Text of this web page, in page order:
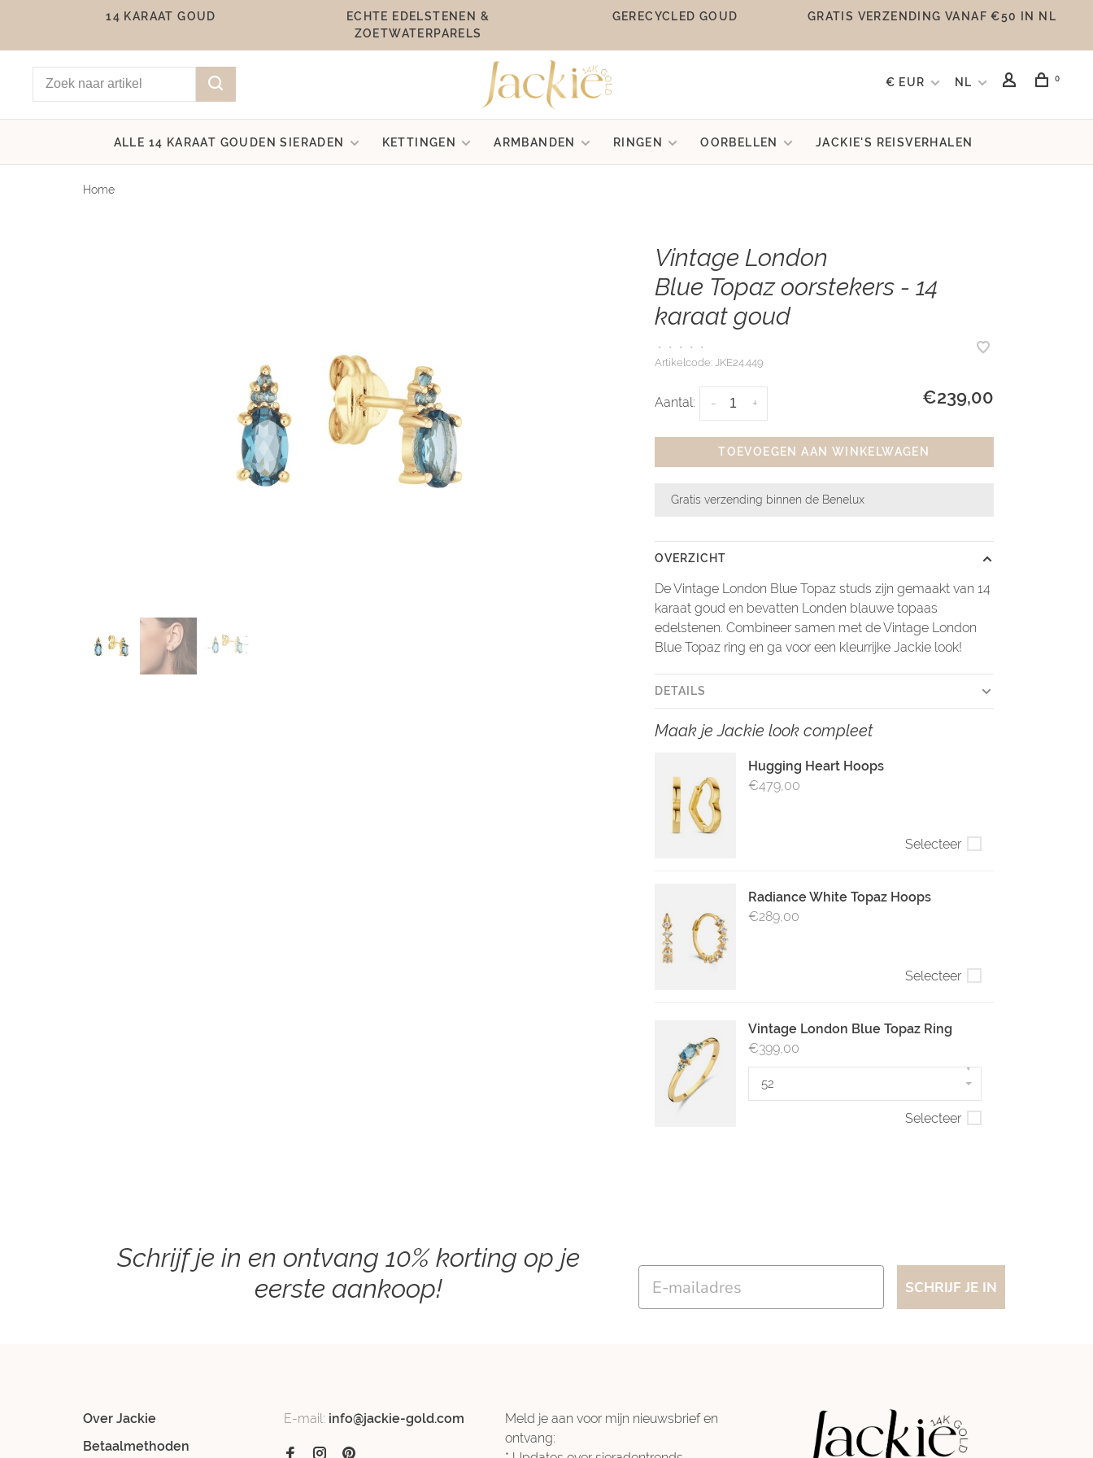
14 KARAAT GOUD
ECHTE EDELSTENEN &
ZOETWATERPARELS
GERECYCLED GOUD GRATIS VERZENDING VANAF €50 IN NL
€ EUR NL 0
ALLE 14 KARAAT GOUDEN SIERADEN KETTINGEN ARMBANDEN RINGEN OORBELLEN JACKIE'S REISVERHALEN
Home
Vintage London
Blue Topaz oorstekers - 14
karaat goud
• • • •
•
Artikelcode:JKE24.449
Aantal: +
- €239,00
TOEVOEGEN AAN WINKELWAGEN
Gratis verzending binnen de Benelux
OVERZICHT
De Vintage London Blue Topaz studs zijn gemaakt van 14
karaat goud en bevatten Londen blauwe topaas
edelstenen. Combineer samen met de Vintage London
Blue Topaz ring en ga voor een kleurrijke Jackie look!
DETAILS
Maak je Jackie look compleet
Hugging Heart Hoops
€479,00
Selecteer
Radiance White Topaz Hoops
€289,00
Selecteer
Vintage London Blue Topaz Ring
€399,00
52
▾
Selecteer
Schrijf je in en ontvang 10% korting op je
eerste aankoop!
SCHRIJF JE IN
Over Jackie
Betaalmethoden
E-mail: info@jackie-gold.com
Meld je aan voor mijn nieuwsbrief en
ontvang: